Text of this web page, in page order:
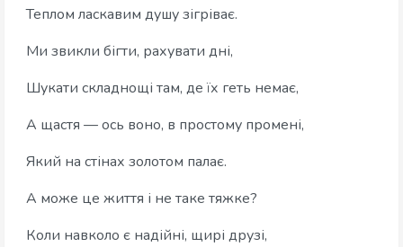
Теплом ласкавим душу зігріває.
Ми звикли бігти, рахувати дні,
Шукати складнощі там, де їх геть немає,
А щастя — ось воно, в простому промені,
Який на стінах золотом палає.
А може це життя і не таке тяжке?
Коли навколо є надійні, щирі друзі,